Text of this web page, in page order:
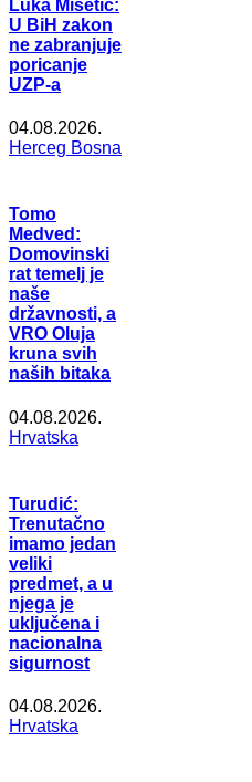
Luka Mišetić:
U BiH zakon
ne zabranjuje
poricanje
UZP-a
04.08.2026.
Herceg Bosna
Tomo
Medved:
Domovinski
rat temelj je
naše
državnosti, a
VRO Oluja
kruna svih
naših bitaka
04.08.2026.
Hrvatska
Turudić:
Trenutačno
imamo jedan
veliki
predmet, a u
njega je
uključena i
nacionalna
sigurnost
04.08.2026.
Hrvatska